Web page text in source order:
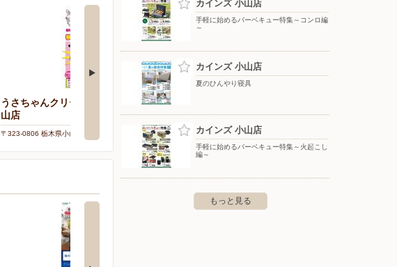
うさちゃんクリーニング/イオンモール小
山店
〒323-0806 栃木県小山市中久喜1467-1
カインズ 小山店
手軽に始めるバーベキュー特集～コンロ編
～
カインズ 小山店
夏のひんやり寝具
カインズ 小山店
手軽に始めるバーベキュー特集～火起こし
編～
もっと見る